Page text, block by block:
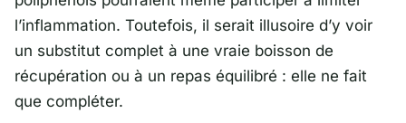
l’inflammation. Toutefois, il serait illusoire d’y voir
un substitut complet à une vraie boisson de
récupération ou à un repas équilibré : elle ne fait
que compléter.